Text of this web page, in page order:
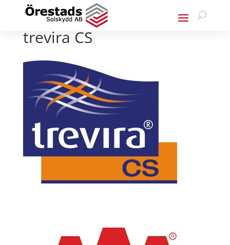
trevira CS